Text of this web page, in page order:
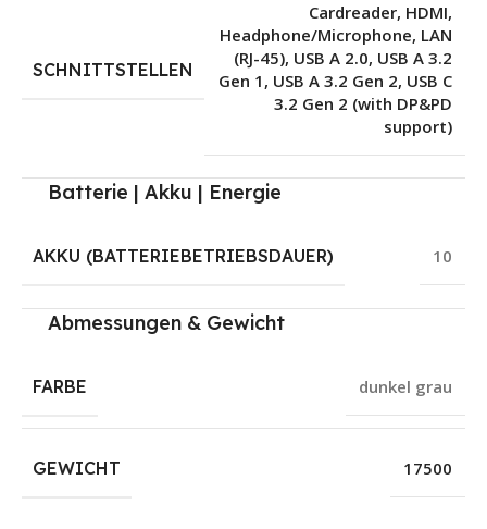
SCHNITTSTELLEN
Cardreader, HDMI,
Headphone/Microphone, LAN
(RJ-45), USB A 2.0, USB A 3.2
Gen 1 , USB A 3.2 Gen 2, USB C
3.2 Gen 2 (with DP&PD
support)
Batterie | Akku | Energie
AKKU (BATTERIEBETRIEBSDAUER) 10
Abmessungen & Gewicht
FARBE dunkel grau
GEWICHT 17500